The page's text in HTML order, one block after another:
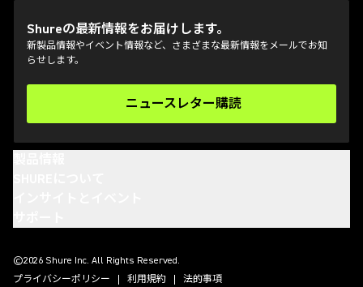
Shureの最新情報をお届けします。
新製品情報やイベント情報など、さまざまな最新情報をメールでお知
らせします。
ニュースレター購読
(Opens in a new tab)
©2026 Shure Inc. All Rights Reserved.
プライバシーポリシー
利用規約 法的事項